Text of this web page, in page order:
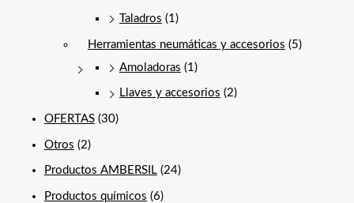
Taladros (1)
Herramientas neumáticas y accesorios (5)
Amoladoras (1)
Llaves y accesorios (2)
OFERTAS (30)
Otros (2)
Productos AMBERSIL (24)
Productos químicos (6)